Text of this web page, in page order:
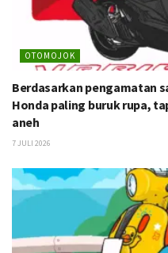
OTOMOJOK
Berdasarkan pengamatan
Honda paling buruk rupa,
aneh
7 JULI 2026